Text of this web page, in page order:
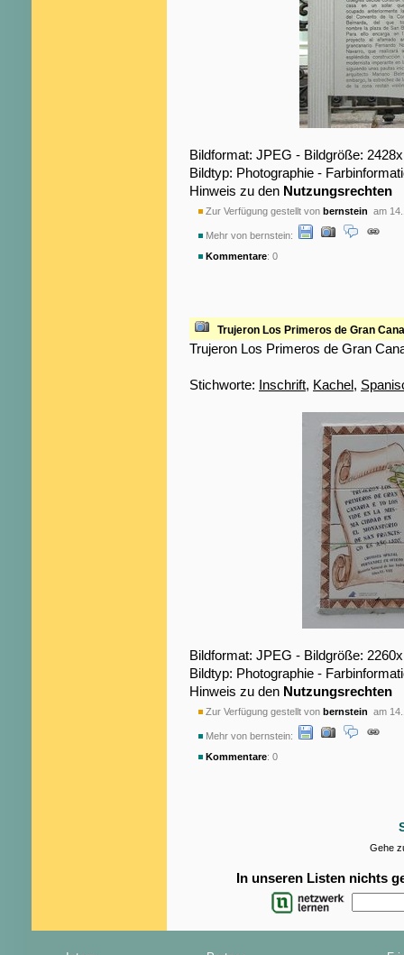
Bildformat: JPEG - Bildgröße:
Bildtyp: Photographie -
Hinweis zu den Nutzungsrechten
Zur Verfügung gestellt von bernstein am
Mehr von bernstein:
Kommentare: 0
Trujeron Los Primeros de Gran
Trujeron Los Primeros de Gran
Stichworte: Inschrift, Kachel,
Bildformat: JPEG - Bildgröße:
Bildtyp: Photographie -
Hinweis zu den Nutzungsrechten
Zur Verfügung gestellt von bernstein am
Mehr von bernstein:
Kommentare: 0
Gehe
In unseren Listen nichts